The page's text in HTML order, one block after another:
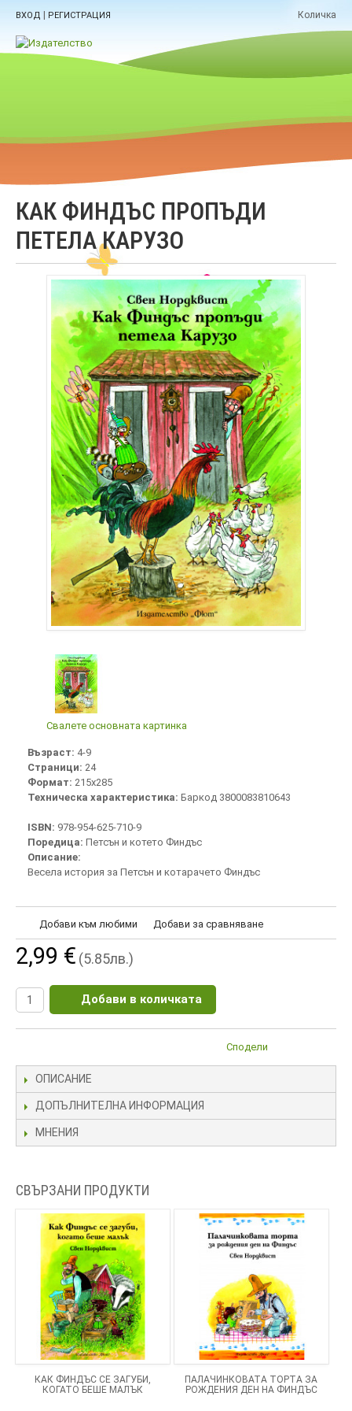
ВХОД | РЕГИСТРАЦИЯ Количка
КАК ФИНДЪС ПРОПЪДИ
ПЕТЕЛА КАРУЗО
Свалете основната картинка
Възраст: 4-9
Страници: 24
Формат: 215х285
Техническа характеристика: Баркод 3800083810643
ISBN: 978-954-625-710-9
Поредица: Петсън и котето Финдъс
Описание:
Весела история за Петсън и котарачето Финдъс
Добави към любими Добави за сравняване
2,99 € (5.85лв.)
Добави в количката
Сподели
ОПИСАНИЕ
ДОПЪЛНИТЕЛНА ИНФОРМАЦИЯ
МНЕНИЯ
СВЪРЗАНИ ПРОДУКТИ
КАК ФИНДЪС СЕ ЗАГУБИ,
КОГАТО БЕШЕ МАЛЪК
ПАЛАЧИНКОВАТА ТОРТА ЗА
РОЖДЕНИЯ ДЕН НА ФИНДЪС